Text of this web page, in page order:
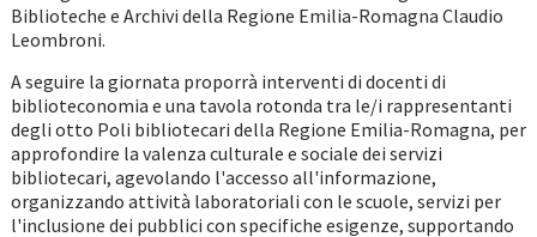
Biblioteche e Archivi della Regione Emilia-Romagna Claudio
Leombroni.
A seguire la giornata proporrà interventi di docenti di
biblioteconomia e una tavola rotonda tra le/i rappresentanti
degli otto Poli bibliotecari della Regione Emilia-Romagna, per
approfondire la valenza culturale e sociale dei servizi
bibliotecari, agevolando l'accesso all'informazione,
organizzando attività laboratoriali con le scuole, servizi per
l'inclusione dei pubblici con specifiche esigenze, supportando